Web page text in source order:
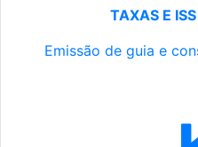
TAXAS E
Emissão de guia e